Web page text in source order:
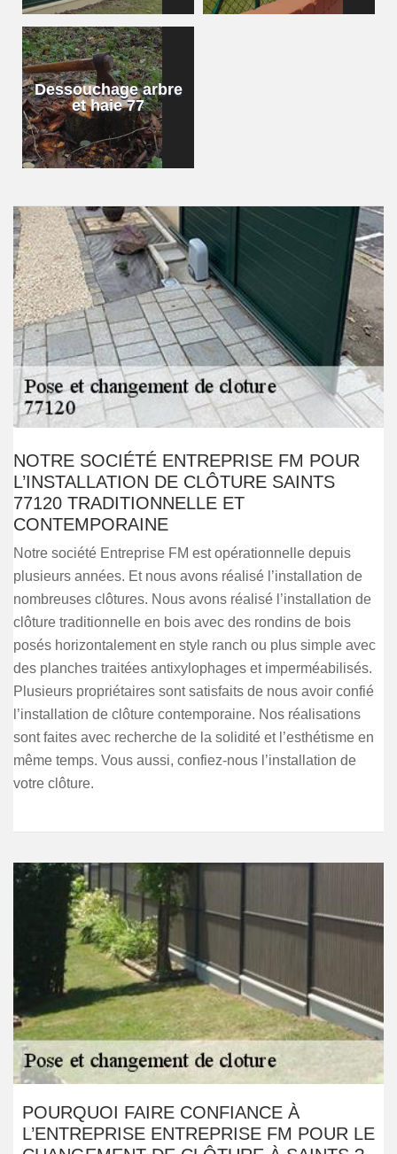
Dessouchage arbre
et haie 77
NOTRE SOCIÉTÉ ENTREPRISE FM POUR
L’INSTALLATION DE CLÔTURE SAINTS
77120 TRADITIONNELLE ET
CONTEMPORAINE
Notre société Entreprise FM est opérationnelle depuis
plusieurs années. Et nous avons réalisé l’installation de
nombreuses clôtures. Nous avons réalisé l’installation de
clôture traditionnelle en bois avec des rondins de bois
posés horizontalement en style ranch ou plus simple avec
des planches traitées antixylophages et imperméabilisés.
Plusieurs propriétaires sont satisfaits de nous avoir confié
l’installation de clôture contemporaine. Nos réalisations
sont faites avec recherche de la solidité et l’esthétisme en
même temps. Vous aussi, confiez-nous l’installation de
votre clôture.
POURQUOI FAIRE CONFIANCE À
L’ENTREPRISE ENTREPRISE FM POUR LE